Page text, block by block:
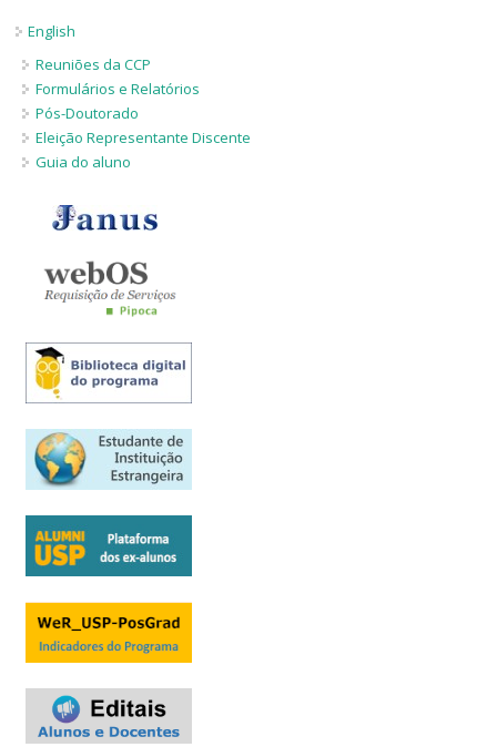
English
Reuniões da CCP
Formulários e Relatórios
Pós-Doutorado
Eleição Representante Discente
Guia do aluno